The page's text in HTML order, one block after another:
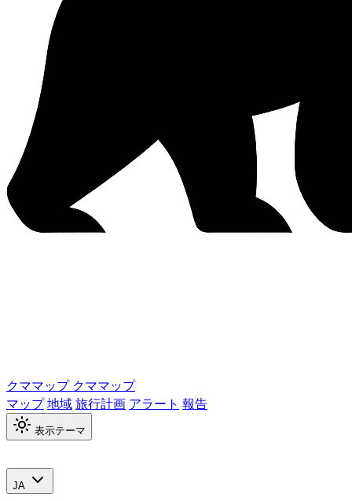
クママップ クママップ
マップ地域旅行計画 アラート 報告
表示テーマ
JA